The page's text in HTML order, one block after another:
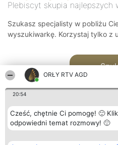
ORŁY RTV AGD
20:54
Cześć, chętnie Ci pomogę! 🙂
odpowiedni temat rozmowy! 🙂
Plebiscyt skupia najlepszych
Szukasz specjalisty w pobliżu
wyszukiwarkę. Korzystaj tylko z
Organizator plebiscytu